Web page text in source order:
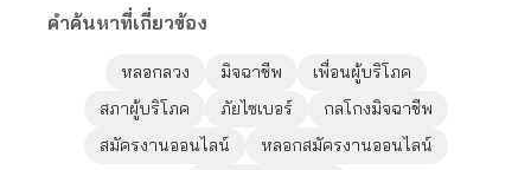
คำค้นหาที่เกี่ยวข้อง
หลอกลวง มิจฉาชีพ
เพื่อนผู้บริโภค
สภาผู้บริโภค
ภัยไซเบอร์
กลโกงมิจฉาชีพ
สมัครงานออนไลน์
หลอกสมัครงานออนไลน์